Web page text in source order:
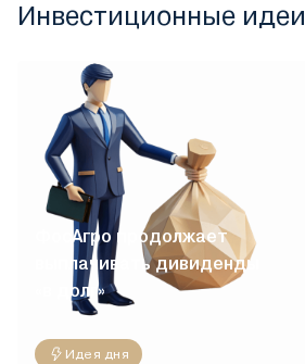
Инвестиционные идеи
ФосАгро продолжает
выплачивать дивиденды
«в долг»
Идея дня